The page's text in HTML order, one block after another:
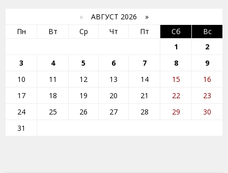
« АВГУСТ 2026 »
Пн
Вт Ср Чт Пт Сб
Вс
1
2
3
4 5 6 7 8
9
10
11 12 13 14 15
16
17
18 19 20 21 22
23
24
25 26 27 28 29
30
31